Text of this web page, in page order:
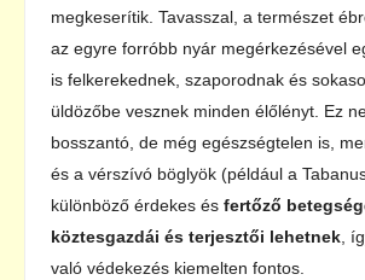
megkeserítik. Tavasszal, a természet
az egyre forróbb nyár megérkezésével
is felkerekednek, szaporodnak és
üldözőbe vesznek minden élőlényt. Ez
bosszantó, de még egészségtelen is,
és a vérszívó böglyök (például a
különböző érdekes és fertőző
köztesgazdái és terjesztői lehetnek ,
való védekezés kiemelten fontos.